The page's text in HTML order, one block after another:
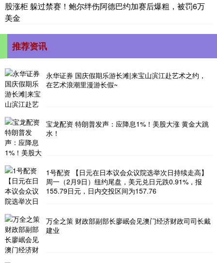
股涨柜 躲过禁赛！鲍尔绊伤阿德巴约加赛后爆粗，被罚6万
美金
推荐资讯
永华证券 国庆假期乐游长滩|来宝山滨江赴艺术之约，
在艺术浪潮里漫游长假~
宝龙配资 特朗普发声：应降息1%！美股大涨 黄金大跳
水！
1号配资 【日元在日本议会众议院选举次日持续走高】
周一（2月9日）纽约尾盘，美元兑日元跌0.91%，报
155.79日元，日内交投区间为157.76
万全之策 财政部副部长廖岷会见澳门经济财政司司长戴
建业